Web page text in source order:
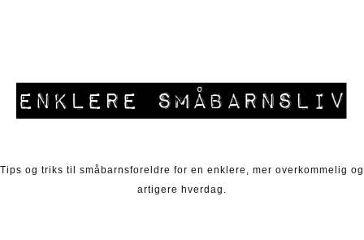
Tips og triks til småbarnsforeldre for en enklere, mer overkommelig og
artigere hverdag.